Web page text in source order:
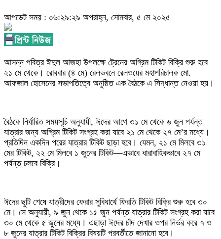
আপডেট সময় : ০৬:২৯:২৯ অপরাহ্ন, সোমবার, ৫ মে ২০২৫
আসন্ন পবিত্র ঈদুল আজহা উপলক্ষে ট্রেনের অগ্রিম টিকিট বিক্রি শুরু হবে
২১ মে থেকে। রোববার (৪ মে) রেলভবনে রেলওয়ের মহাপরিচালক মো.
আফজাল হোসেনের সভাপতিত্বে অনুষ্ঠিত এক বৈঠকে এ সিদ্ধান্ত নেওয়া হয়।
বৈঠকে নির্ধারিত সময়সূচি অনুযায়ী, ঈদের আগে ৩১ মে থেকে ৬ জুন পর্যন্ত
যাত্রার জন্য অগ্রিম টিকিট সংগ্রহ করা যাবে ২১ মে থেকে ২৭ মে’র মধ্যে।
প্রতিদিন একদিন পরের যাত্রার টিকিট ছাড়া হবে। যেমন, ২১ মে মিলবে ৩১
মের টিকিট, ২২ মে মিলবে ১ জুনের টিকিট—এভাবে ধারাবাহিকভাবে ২৭ মে
পর্যন্ত চলবে বিক্রি।
ঈদের ছুটি শেষে যাত্রীদের ফেরার সুবিধার্থে ফিরতি টিকিট বিক্রি শুরু হবে ৩০
মে। সে অনুযায়ী, ৯ জুন থেকে ১৫ জুন পর্যন্ত যাত্রার টিকিট সংগ্রহ করা যাবে
৩০ মে থেকে ৫ জুনের মধ্যে। এছাড়া ঈদের চাঁদ দেখার ওপর নির্ভর করে ৭ ও
৮ জুনের যাত্রার টিকিট বিক্রির বিষয়টি পরবর্তীতে জানানো হবে।